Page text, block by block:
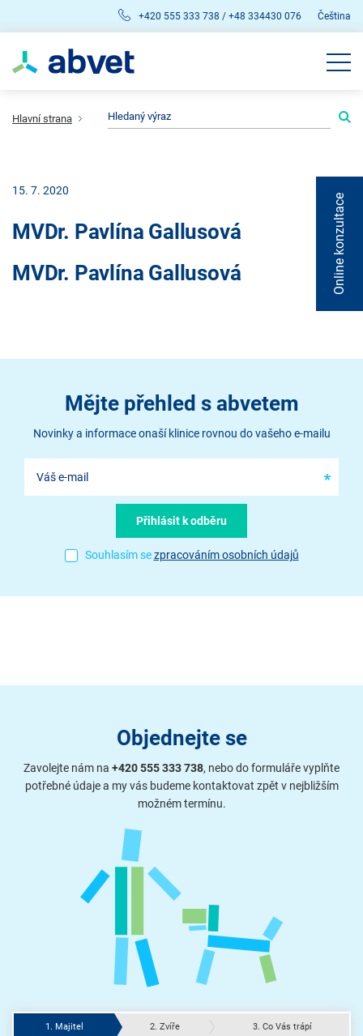
+420 555 333 738 / +48 334430 076 Čeština
Hlavní strana
15. 7. 2020
MVDr. Pavlína Gallusová
MVDr. Pavlína Gallusová
Mějte přehled s abvetem
Novinky a informace onaší klinice rovnou do vašeho e-mailu
Souhlasím sezpracováním osobních údajů
Objednejte se
Zavolejte nám na +420 555 333 738, nebo do formuláře vyplňte
potřebné údaje a my vás budeme kontaktovat zpět v nejbližším
možném termínu.
1. Majitel 2. Zvíře 3. Co Vás trápí
Online konzultace